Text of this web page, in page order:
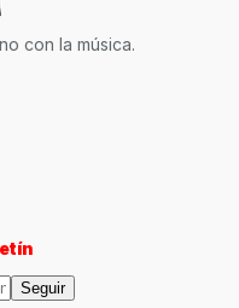
con la música.
Seguir